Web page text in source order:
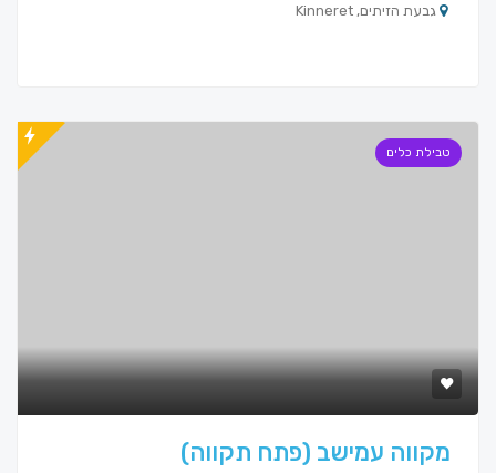
גבעת הזיתים, Kinneret
טבילת כלים
מקווה עמישב (פתח תקווה)